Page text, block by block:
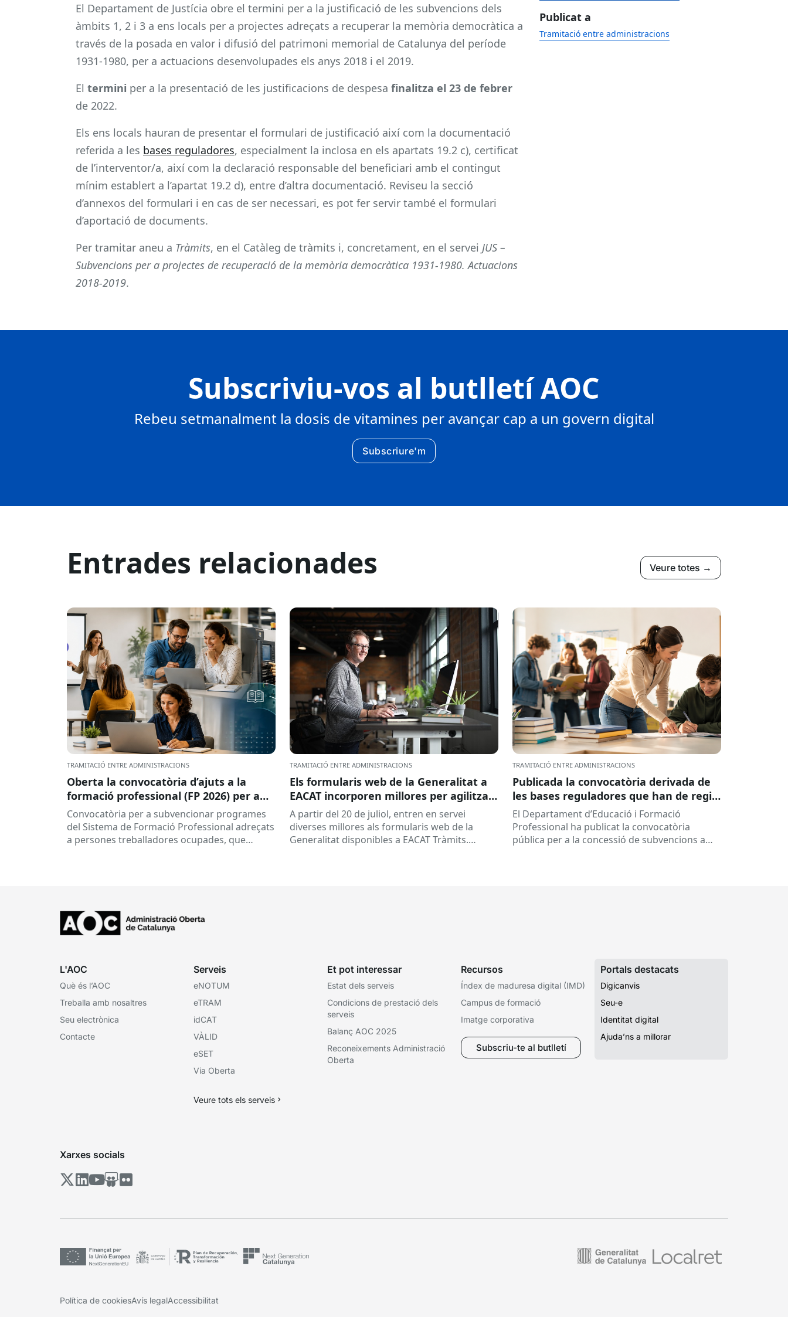
El Departament de Justícia obre el termini per a la justificació de les subvencions dels
àmbits 1, 2 i 3 a ens locals per a projectes adreçats a recuperar la memòria democràtica a
través de la posada en valor i difusió del patrimoni memorial de Catalunya del període
1931-1980, per a actuacions desenvolupades els anys 2018 i el 2019.
El termini per a la presentació de les justificacions de despesa finalitza el 23 de febrer
de 2022.
Els ens locals hauran de presentar el formulari de justificació així com la documentació
referida a les bases reguladores, especialment la inclosa en els apartats 19.2 c), certificat
de l’interventor/a, així com la declaració responsable del beneficiari amb el contingut
mínim establert a l’apartat 19.2 d), entre d’altra documentació. Reviseu la secció
d’annexos del formulari i en cas de ser necessari, es pot fer servir també el formulari
d’aportació de documents.
Per tramitar aneu a Tràmits, en el Catàleg de tràmits i, concretament, en el servei JUS –
Subvencions per a projectes de recuperació de la memòria democràtica 1931-1980. Actuacions
2018-2019.
Publicat a
Tramitació entre administracions
Subscriviu-vos al butlletí AOC
Rebeu setmanalment la dosis de vitamines per avançar cap a un govern digital
Subscriure'm
Entrades relacionades Veure totes →
TRAMITACIÓ ENTRE ADMINISTRACIONS
Oberta la convocatòria d’ajuts a la
formació professional (FP 2026) per a
persones treballadores ocupades
Convocatòria per a subvencionar programes
del Sistema de Formació Professional adreçats
a persones treballadores ocupades, que
TRAMITACIÓ ENTRE ADMINISTRACIONS
Els formularis web de la Generalitat a
EACAT incorporen millores per agilitzar
la tramitació
A partir del 20 de juliol, entren en servei
diverses millores als formularis web de la
Generalitat disponibles a EACAT Tràmits.
TRAMITACIÓ ENTRE ADMINISTRACIONS
Publicada la convocatòria derivada de
les bases reguladores que han de regir
la concessió de subvencions a centres
educatius, per al desenvolupament de
programes de formació i inserció,
El Departament d’Educació i Formació
Professional ha publicat la convocatòria
pública per a la concessió de subvencions a
L'AOC
Què és l’AOC
Treballa amb nosaltres
Seu electrònica
Contacte
Serveis
eNOTUM
eTRAM
idCAT
VÀLID
eSET
Via Oberta
Veure tots els serveis
Et pot interessar
Estat dels serveis
Condicions de prestació dels
serveis
Balanç AOC 2025
Reconeixements Administració
Oberta
Recursos
Índex de maduresa digital (IMD)
Campus de formació
Imatge corporativa
Subscriu-te al butlletí
Portals destacats
Digicanvis
Seu-e
Identitat digital
Ajuda’ns a millorar
Xarxes socials
Política de cookiesAvís legalAccessibilitat